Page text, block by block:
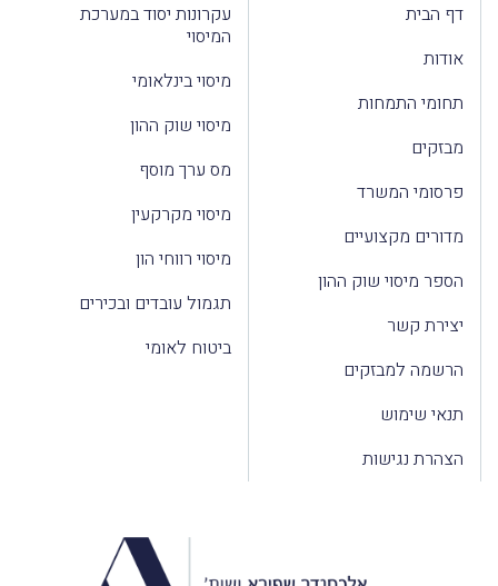
דף הבית
אודות
תחומי התמחות
מבזקים
פרסומי המשרד
מדורים מקצועיים
הספר מיסוי שוק ההון
יצירת קשר
הרשמה למבזקים
תנאי שימוש
הצהרת נגישות
עקרונות יסוד במערכת
המיסוי
מיסוי בינלאומי
מיסוי שוק ההון
מס ערך מוסף
מיסוי מקרקעין
מיסוי רווחי הון
תגמול עובדים ובכירים
ביטוח לאומי